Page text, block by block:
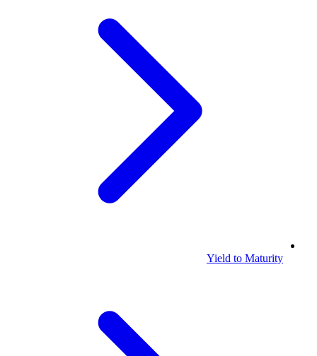
Yield to Maturity